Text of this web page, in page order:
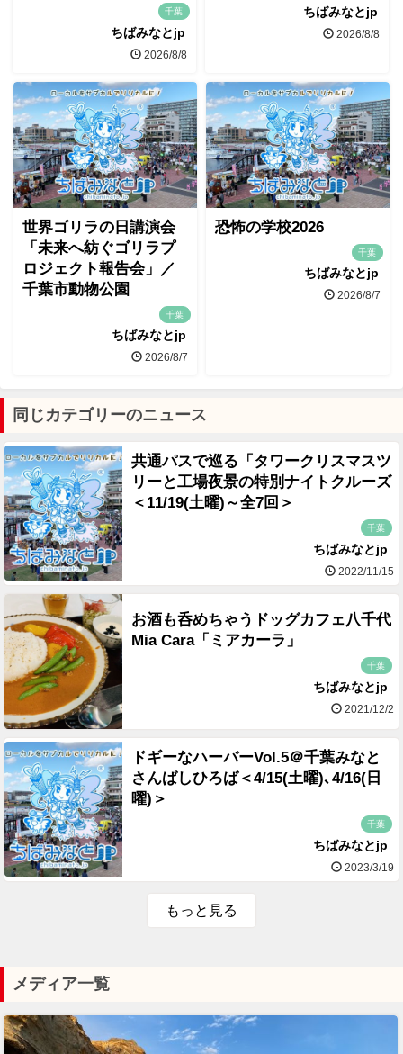
千葉
ちばみなとjp
2026/8/8
ちばみなとjp
2026/8/8
世界ゴリラの日講演会
「未来へ紡ぐゴリラプ
ロジェクト報告会」／
千葉市動物公園
千葉
ちばみなとjp
2026/8/7
恐怖の学校2026
千葉
ちばみなとjp
2026/8/7
同じカテゴリーのニュース
共通パスで巡る「タワークリスマスツ
リーと工場夜景の特別ナイトクルーズ
＜11/19(土曜)～全7回＞
千葉
ちばみなとjp
2022/11/15
お酒も呑めちゃうドッグカフェ八千代
Mia Cara「ミアカーラ」
千葉
ちばみなとjp
2021/12/2
ドギーなハーバーVol.5＠千葉みなと
さんばしひろば＜4/15(土曜)､4/16(日
曜)＞
千葉
ちばみなとjp
2023/3/19
もっと見る
メディア一覧